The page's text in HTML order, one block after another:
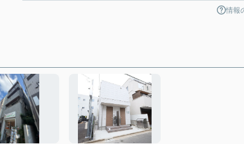
情報